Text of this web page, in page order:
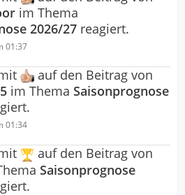
im Thema
2026/27 reagiert.
01:37
auf den Beitrag von
im Thema Saisonprognose
01:34
auf den Beitrag von
Saisonprognose